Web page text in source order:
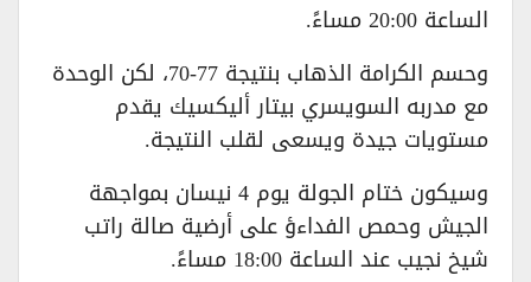
الساعة 20:00 مساءً.
وحسم الكرامة الذهاب بنتيجة 77-70، لكن الوحدة
مع مدربه السويسري بيتار أليكسيك يقدم
مستويات جيدة ويسعى لقلب النتيجة.
وسيكون ختام الجولة يوم 4 نيسان بمواجهة
الجيش وحمص الفداءؤ على أرضية صالة راتب
شيخ نجيب عند الساعة 18:00 مساءً.